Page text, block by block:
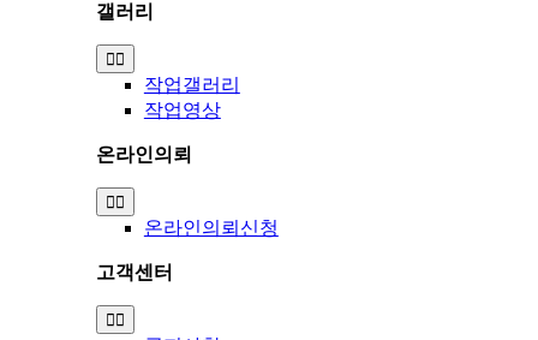
갤러리
Toggle
Navigation
작업갤러리
작업영상
온라인의뢰
Toggle
Navigation
온라인의뢰신청
고객센터
Toggle
Navigation